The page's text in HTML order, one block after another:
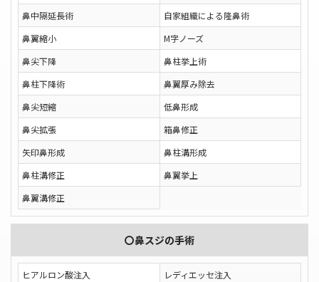
鼻中隔延長術
自家組織による隆鼻術
鼻翼縮小
M字ノーズ
鼻尖下降
鼻柱挙上術
鼻柱下降術
鼻翼厚み除去
鼻尖短縮
低鼻形成
鼻尖拡張
箱鼻修正
矢印鼻形成
鼻柱溝形成
鼻柱溝修正
鼻翼挙上
鼻翼溝修正
〇鼻スジの手術
ヒアルロン酸注入
レディエッセ注入